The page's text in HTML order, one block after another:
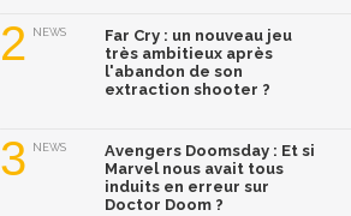
2 NEWS
Far Cry : un nouveau jeu
très ambitieux après
l'abandon de son
extraction shooter ?
3 NEWS
Avengers Doomsday : Et si
Marvel nous avait tous
induits en erreur sur
Doctor Doom ?